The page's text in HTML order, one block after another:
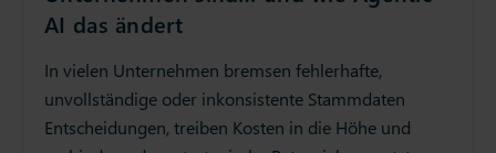
AI das ändert
In vielen Unternehmen bremsen fehlerhafte,
unvollständige oder inkonsistente Stammdaten
Entscheidungen, treiben Kosten in die Höhe und